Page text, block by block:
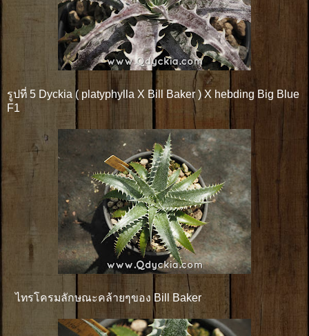
รูปที่ 5 Dyckia ( platyphylla X Bill Baker ) X hebding Big Blue
F1
ไทรโครมลักษณะคล้ายๆของ Bill Baker